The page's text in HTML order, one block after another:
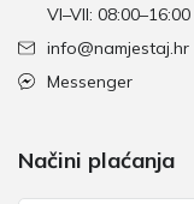
VI–VII: 08:00–16:00
info@namjestaj.hr
Messenger
Načini plaćanja